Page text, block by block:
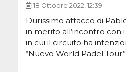
18 Ottobre 2022, 12:39
Durissimo attacco di
in merito all’incontro con
in cui il circuito ha
“Nuevo World Padel Tour”